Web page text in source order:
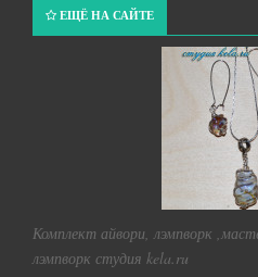
ЕЩЁ НА САЙТЕ
Комплект айвори, лэмпворк
лэмпворк студия kela.ru